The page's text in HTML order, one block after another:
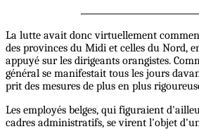
La lutte avait donc virtuellement
des provinces du Midi et celles du Nord,
appuyé sur les dirigeants orangistes.
général se manifestait tous les jours
prit des mesures de plus en plus
Les employés belges, qui figuraient
cadres administratifs, se virent l'objet